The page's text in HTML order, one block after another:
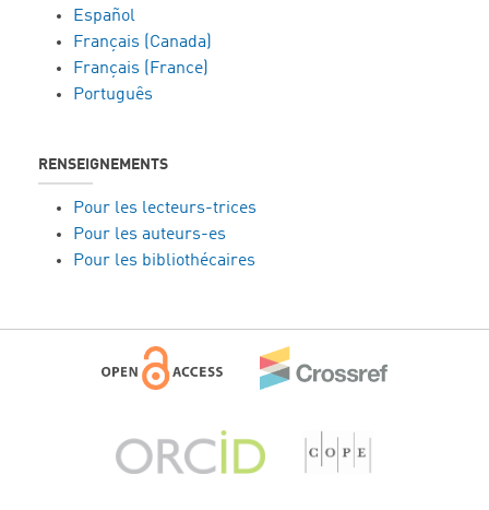
Español
Français (Canada)
Français (France)
Português
RENSEIGNEMENTS
Pour les lecteurs-trices
Pour les auteurs-es
Pour les bibliothécaires